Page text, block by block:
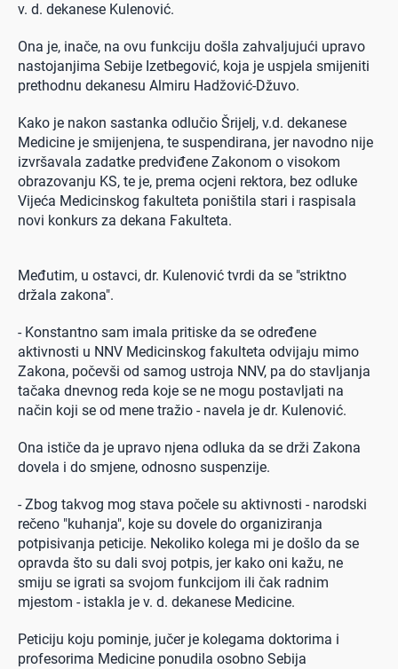
v. d. dekanese Kulenović.
Ona je, inače, na ovu funkciju došla zahvaljujući upravo
nastojanjima Sebije Izetbegović, koja je uspjela smijeniti
prethodnu dekanesu Almiru Hadžović-Džuvo.
Kako je nakon sastanka odlučio Šrijelj, v.d. dekanese
Medicine je smijenjena, te suspendirana, jer navodno nije
izvršavala zadatke predviđene Zakonom o visokom
obrazovanju KS, te je, prema ocjeni rektora, bez odluke
Vijeća Medicinskog fakulteta poništila stari i raspisala
novi konkurs za dekana Fakulteta.
Međutim, u ostavci, dr. Kulenović tvrdi da se "striktno
držala zakona".
- Konstantno sam imala pritiske da se određene
aktivnosti u NNV Medicinskog fakulteta odvijaju mimo
Zakona, počevši od samog ustroja NNV, pa do stavljanja
tačaka dnevnog reda koje se ne mogu postavljati na
način koji se od mene tražio - navela je dr. Kulenović.
Ona ističe da je upravo njena odluka da se drži Zakona
dovela i do smjene, odnosno suspenzije.
- Zbog takvog mog stava počele su aktivnosti - narodski
rečeno "kuhanja", koje su dovele do organiziranja
potpisivanja peticije. Nekoliko kolega mi je došlo da se
opravda što su dali svoj potpis, jer kako oni kažu, ne
smiju se igrati sa svojom funkcijom ili čak radnim
mjestom - istakla je v. d. dekanese Medicine.
Peticiju koju pominje, jučer je kolegama doktorima i
profesorima Medicine ponudila osobno Sebija